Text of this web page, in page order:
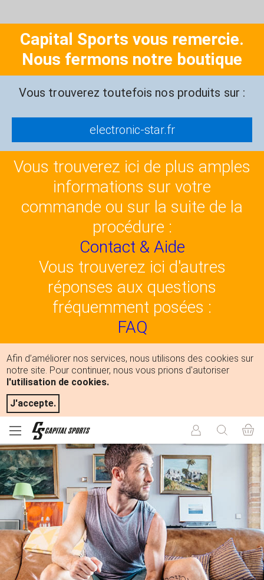
Capital Sports vous remercie.
Nous fermons notre boutique
Vous trouverez toutefois nos produits sur :
electronic-star.fr
Vous trouverez ici de plus amples
informations sur votre
commande ou sur la suite de la
procédure :
Contact & Aide
Vous trouverez ici d'autres
réponses aux questions
fréquemment posées :
FAQ
Afin d’améliorer nos services, nous utilisons des cookies sur
notre site. Pour continuer, nous vous prions d'autoriser
l'utilisation de cookies.
J'accepte.